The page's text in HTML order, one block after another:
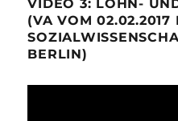
VIDEO 3: LOHN-
(VA VOM 02.02.2017
BERLIN)